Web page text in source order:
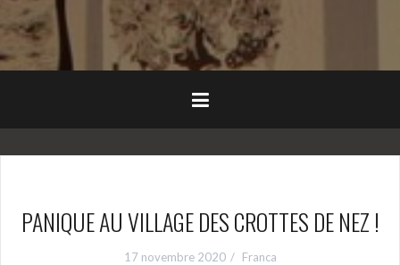
PANIQUE AU VILLAGE DES CROTTES DE NEZ !
17 novembre 2020 Franca